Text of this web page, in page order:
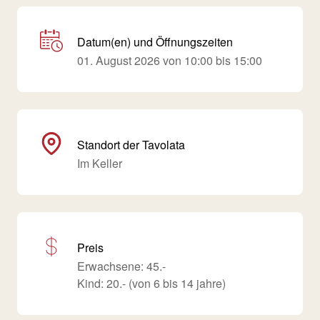
Datum(en) und Öffnungszeiten
01. August 2026 von 10:00 bis 15:00
Standort der Tavolata
Im Keller
Preis
Erwachsene: 45.-
Kind: 20.- (von 6 bis 14 jahre)